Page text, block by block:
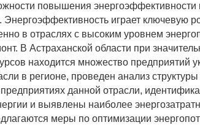
повышения энергоэффективности
Энергоэффективность играет ключевую
в отраслях с высоким уровнем
В Астраханской области при
находится множество предприятий
в регионе, проведен анализ
данной отрасли,
и выявлены наиболее
меры по оптимизации